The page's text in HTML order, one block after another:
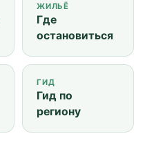
ЖИЛЬЁ
Где
остановиться
ГИД
Гид по
региону